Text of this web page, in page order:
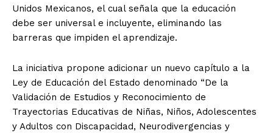
Unidos Mexicanos, el cual señala que la educación
debe ser universal e incluyente, eliminando las
barreras que impiden el aprendizaje.
La iniciativa propone adicionar un nuevo capítulo a la
Ley de Educación del Estado denominado “De la
Validación de Estudios y Reconocimiento de
Trayectorias Educativas de Niñas, Niños, Adolescentes
y Adultos con Discapacidad, Neurodivergencias y